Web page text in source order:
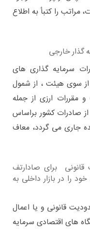
مراتب را کتبأ به اطلاع
سرمایه گذاری های
سوی هیئت ، از شمول
مقررات ارزی از جمله
صادرات کشور براساس
جاری می گردد، معاف
قانونی برای صادارتف
را در بازار داخلی به
قانونی و یا اعمال
های اقتصادی سرمایه